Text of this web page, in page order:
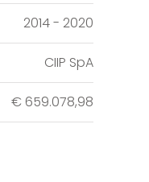
2014 - 2020
CIIP SpA
€ 659.078,98